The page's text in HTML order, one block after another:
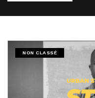
NON CLASSÉ